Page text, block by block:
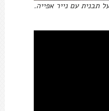
תבנית עם נייר אפייה.